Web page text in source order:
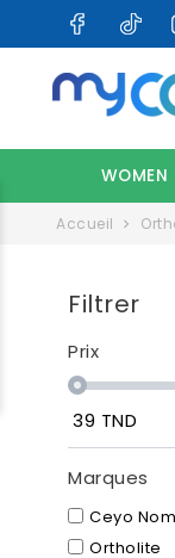
WOMEN
Accueil
Filtrer
Prix
39 TND
Marques
Ceyo
Ortholite